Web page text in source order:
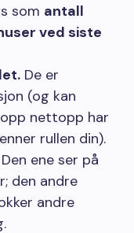
som antall
ved siste
De er
(og kan
nettopp har
rullen din).
Den ene ser på
den andre
andre